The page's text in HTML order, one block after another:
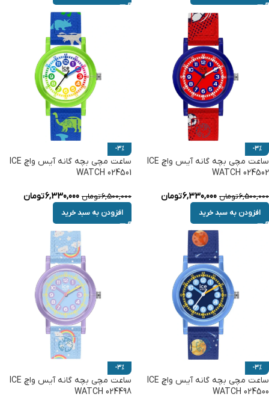
-3%
ساعت مچی بچه گانه آیس واچ ICE
WATCH 024502
6,500,000تومان 6,330,000تومان
افزودن به سبد خرید
-3%
ساعت مچی بچه گانه آیس واچ ICE
WATCH 024501
6,500,000تومان 6,330,000تومان
افزودن به سبد خرید
-3%
ساعت مچی بچه گانه آیس واچ ICE
WATCH 024500
-3%
ساعت مچی بچه گانه آیس واچ ICE
WATCH 024498